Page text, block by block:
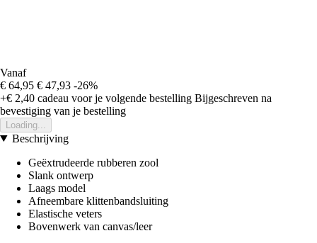
Vanaf
€ 64,95 € 47,93 -26%
+€ 2,40 cadeau voor je volgende bestelling Bijgeschreven na
bevestiging van je bestelling
Loading...
Beschrijving
Geëxtrudeerde rubberen zool
Slank ontwerp
Laags model
Afneembare klittenbandsluiting
Elastische veters
Bovenwerk van canvas/leer